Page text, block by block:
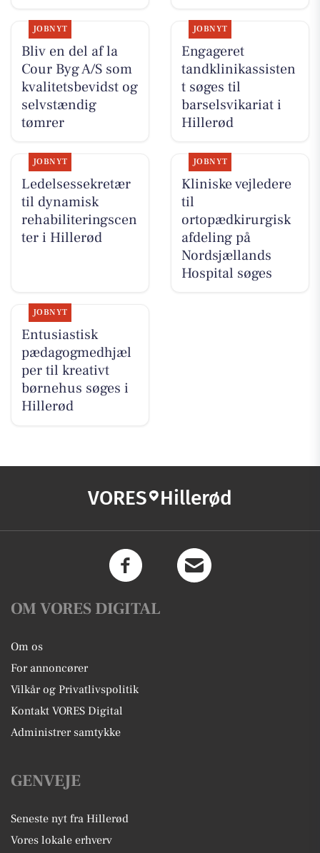
JOBNYT
Bliv en del af la
Cour Byg A/S som
kvalitetsbevidst og
selvstændig
tømrer
JOBNYT
Engageret
tandklinikassisten
t søges til
barselsvikariat i
Hillerød
JOBNYT
Ledelsessekretær
til dynamisk
rehabiliteringscen
ter i Hillerød
JOBNYT
Kliniske vejledere
til
ortopædkirurgisk
afdeling på
Nordsjællands
Hospital søges
JOBNYT
Entusiastisk
pædagogmedhjæl
per til kreativt
børnehus søges i
Hillerød
VORES Hillerød
OM VORES DIGITAL
Om os
For annoncører
Vilkår og Privatlivspolitik
Kontakt VORES Digital
Administrer samtykke
GENVEJE
Seneste nyt fra Hillerød
Vores lokale erhverv